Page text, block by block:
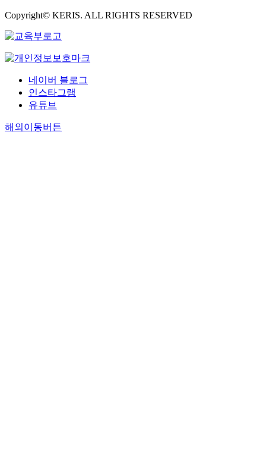
Copyright© KERIS. ALL RIGHTS RESERVED
네이버 블로그
인스타그램
유튜브
해외이동버튼